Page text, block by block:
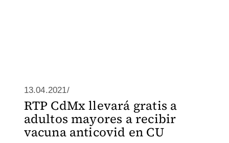
13.04.2021/
RTP CdMx llevará gratis a
adultos mayores a recibir
vacuna anticovid en CU